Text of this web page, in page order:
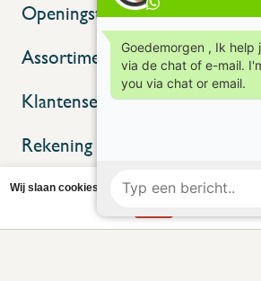
Openingstijden
Assortiment
Klantenservice
Rekening
Wij slaan cookies op om onze website te